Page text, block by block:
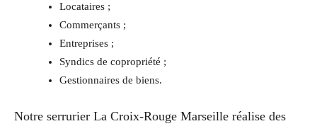
Locataires ;
Commerçants ;
Entreprises ;
Syndics de copropriété ;
Gestionnaires de biens.
Notre serrurier La Croix-Rouge Marseille réalise des